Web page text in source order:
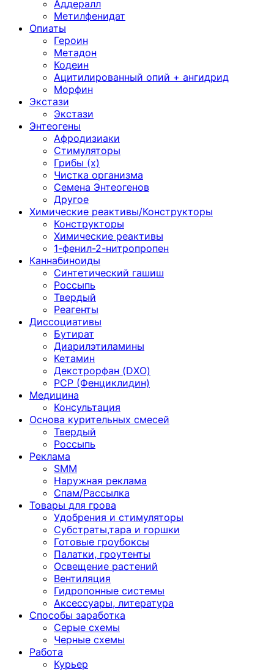
Аддералл
Метилфенидат
Опиаты
Героин
Метадон
Кодеин
Ацитилированный опий + ангидрид
Морфин
Экстази
Экстази
Энтеогены
Афродизиаки
Стимуляторы
Грибы (х)
Чистка организма
Семена Энтеогенов
Другое
Химические реактивы/Конструкторы
Конструкторы
Химические реактивы
1-фенил-2-нитропропен
Каннабиноиды
Синтетический гашиш
Россыпь
Твердый
Реагенты
Диссоциативы
Бутират
Диарилэтиламины
Кетамин
Декстрорфан (DXO)
PCP (Фенциклидин)
Медицина
Консультация
Основа курительных смесей
Твердый
Россыпь
Реклама
SMM
Наружная реклама
Спам/Рассылка
Товары для грова
Удобрения и стимуляторы
Субстраты,тара и горшки
Готовые гроубоксы
Палатки, гроутенты
Освещение растений
Вентиляция
Гидропонные системы
Аксессуары, литература
Способы заработка
Серые схемы
Черные схемы
Работа
Курьер